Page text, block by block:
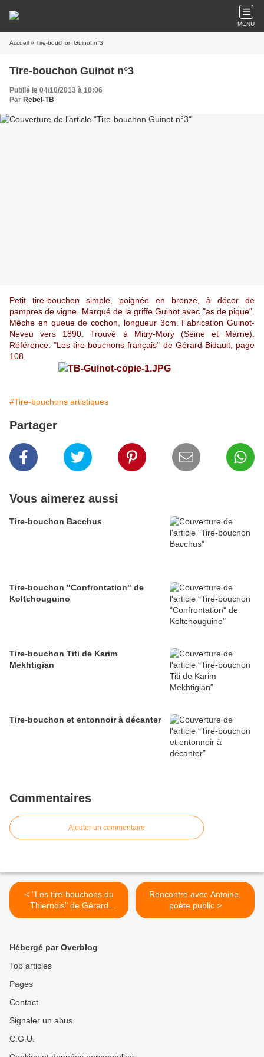
MENU
Accueil » Tire-bouchon Guinot n°3
Tire-bouchon Guinot n°3
Publié le 04/10/2013 à 10:06
Par Rebel-TB
Petit tire-bouchon simple, poignée en bronze, à décor de
pampres de vigne. Marqué de la griffe Guinot avec "as de pique".
Mêche en queue de cochon, longueur 3cm. Fabrication Guinot-
Neveu vers 1890. Trouvé à Mitry-Mory (Seine et Marne).
Référence: "Les tire-bouchons français" de Gérard Bidault, page
108.
#Tire-bouchons artistiques
Partager
Vous aimerez aussi
Tire-bouchon Bacchus
Tire-bouchon "Confrontation" de
Koltchouguino
Tire-bouchon Titi de Karim
Mekhtigian
Tire-bouchon et entonnoir à décanter
Commentaires
Ajouter un commentaire
< "Les tire-bouchons du
Thiernois" de Gérard
Bidault
Rencontre avec Antoine,
poète public >
Hébergé par Overblog
Top articles
Pages
Contact
Signaler un abus
C.G.U.